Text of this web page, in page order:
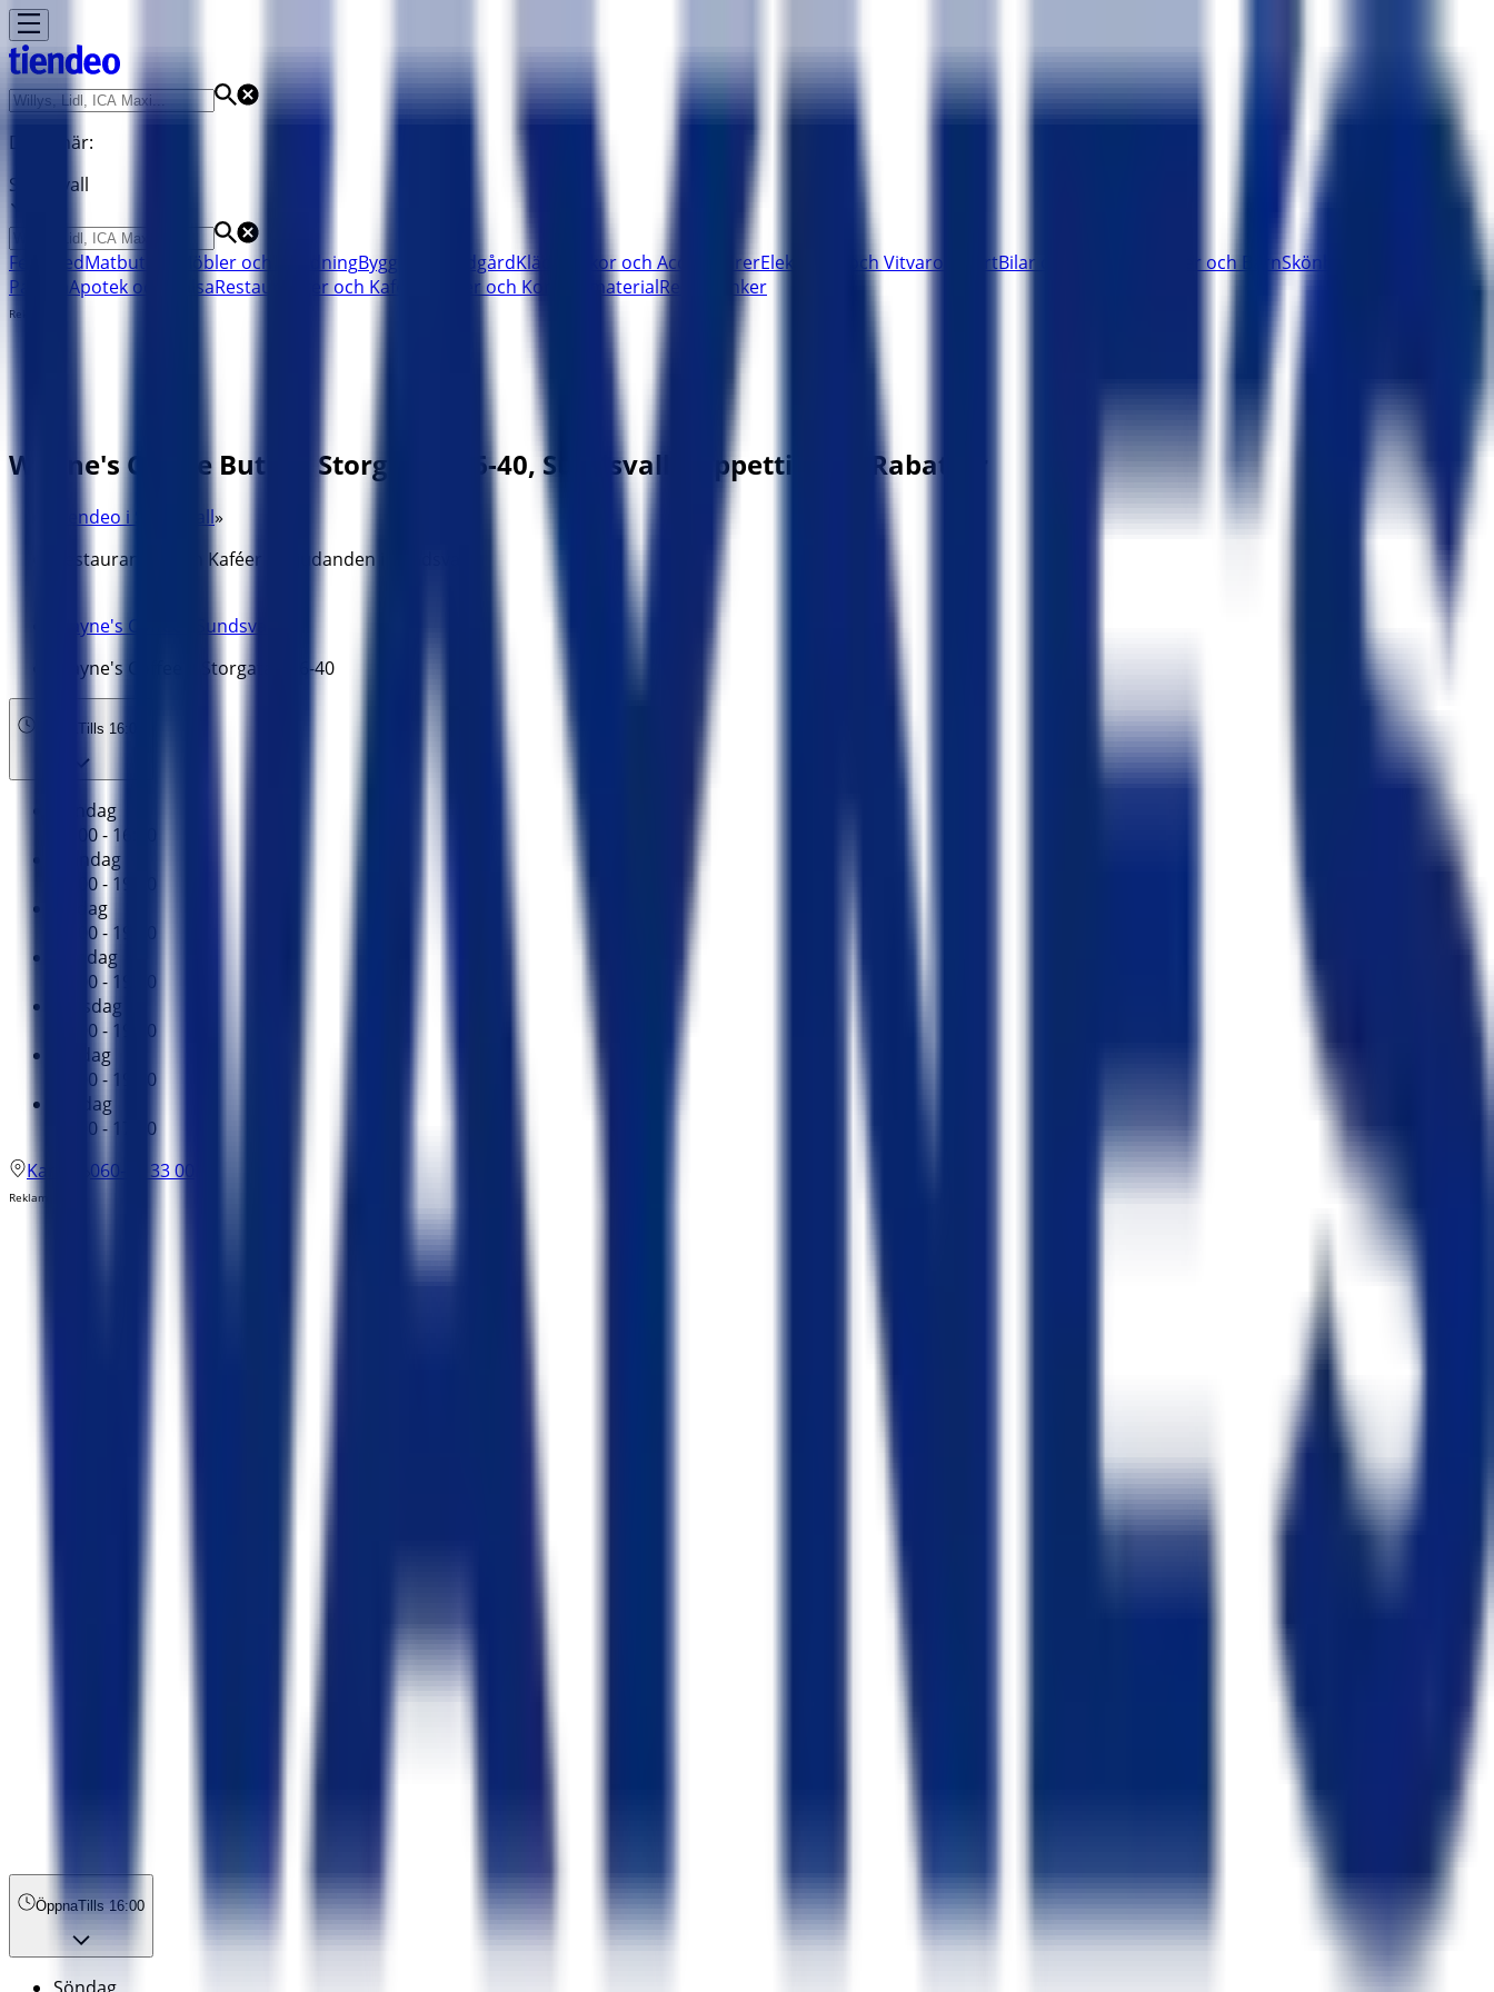
Du är här:
Sundsvall
FeaturedMatbutiker Möbler och InredningBygg och TrädgårdKläder, Skor och AccessoarerElektronik och Vitvaror SportBilar och Motor Leksaker och BarnSkönhet och
Parfym Apotek och HälsaRestauranger och Kaféer Böcker och KontorsmaterialResor Banker
Reklam
Wayne's Coffee Butik | Storgatan 36-40, Sundsvall - Öppettider & Rabatter
Tiendeo i Sundsvall»
Restauranger och Kaféer Erbjudanden i Sundsvall
Wayne's Coffee i Sundsvall
Wayne's Coffee | Storgatan 36-40
Tills 16:00
Söndag
12:00 - 16:00
Måndag
10:00 - 19:00
Tisdag
10:00 - 19:00
Onsdag
10:00 - 19:00
Torsdag
10:00 - 19:00
Fredag
10:00 - 19:00
Lördag
10:00 - 17:00
Karta
060-12 33 00
Reklam
ÖppnaTills 16:00